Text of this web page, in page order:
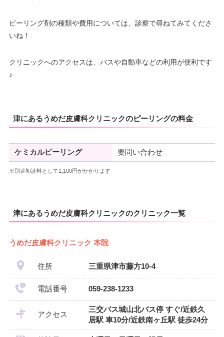
ピーリング剤の種類や費用については、診察で尋ねてみてくださ
いね！
クリニックへのアクセスは、バスや自動車などの利用が便利です
♪
津にあるうめだ皮膚科クリニックのピーリングの料金
ケミカルピーリング 要問い合わせ
※別途初診料として1,100円がかかります
津にあるうめだ皮膚科クリニックのクリニック一覧
うめだ皮膚科クリニック 本院
住所 三重県津市藤方10-4
電話番号 059-238-1233
アクセス
三交バス城山北バス停 すぐ/近鉄久
居駅 車10分/近鉄南ヶ丘駅 徒歩24分